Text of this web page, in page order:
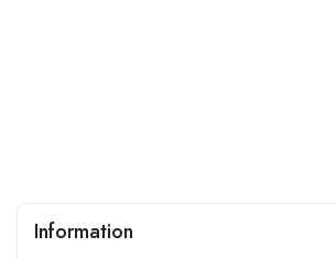
Information